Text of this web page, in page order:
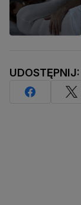
UDOSTĘPNIJ: